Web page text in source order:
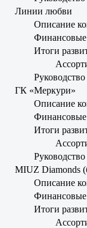
Линии любви
Описание
Финансовые
Итоги
ГК «Меркури»
Описание
Финансовые
Итоги
MIUZ
Описание
Финансовые
Итоги